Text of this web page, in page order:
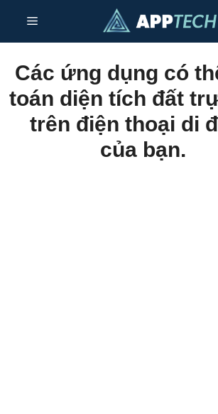
nội
Thực
đơn
Các ứng dụng có
toán diện tích đất
trên điện thoại di
của bạn.